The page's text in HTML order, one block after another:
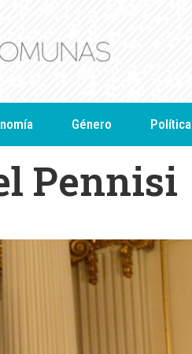
Género Política
Pennisi